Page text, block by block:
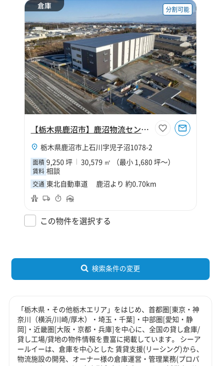
倉庫 分割可能
【栃木県鹿沼市】鹿沼物流センター
栃木県鹿沼市上石川字児子沼1078-2
面積 9,250 坪 30,579 ㎡ （最小 1,680 坪～）
賃料 相談
交通 東北自動車道 鹿沼より 約0.70km
この物件を選択する
検索条件の変更
「栃木県・その他栃木エリア」をはじめ、首都圏[東京・神
奈川（横浜/川崎/厚木）・埼玉・千葉]・中部圏[愛知・静
岡]・近畿圏[大阪・京都・兵庫]を中心に、全国の貸し倉庫/
貸し工場/貸地の物件情報を豊富に掲載しています。 シーア
ールイーは、倉庫を中心とした 賃貸支援(リーシング)から、
物流施設の開発、オーナー様の倉庫運営・管理業務(プロパ